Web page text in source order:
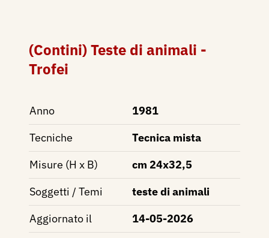
(Contini) Teste di animali -
Trofei
Anno
1981
Tecniche
Tecnica mista
Misure (H x B)
cm 24x32,5
Soggetti / Temi
teste di animali
Aggiornato il
14-05-2026